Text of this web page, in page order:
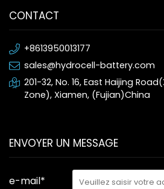
CONTACT
+8613950013177
sales@hydrocell-battery.com
201-32, No. 16, East Haijing
Zone), Xiamen, (Fujian)China
ENVOYER UN MESSAGE
e-mail*